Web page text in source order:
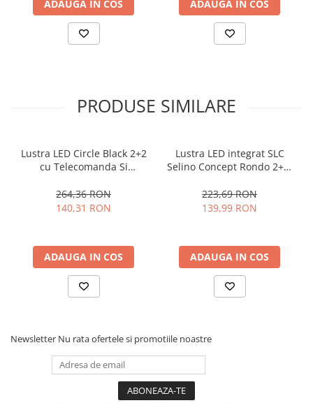
ADAUGA IN COS ADAUGA IN COS
PRODUSE SIMILARE
Lustra LED Circle Black 2+2
cu Telecomanda Si
neutra/ rece si Intensitate
reglabila
264,36 RON
140,31 RON
ADAUGA IN COS
Lustra LED integrat SLC
Selino Concept Rondo 2+2,
telefon, telecomanda,
lumina calda/neutra/rece,
223,69 RON
139,99 RON
ADAUGA IN COS
Newsletter Nu rata ofertele si promotiile noastre